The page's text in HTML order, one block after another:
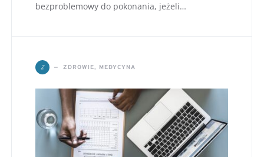
bezproblemowy do pokonania, jeżeli…
Z ZDROWIE, MEDYCYNA